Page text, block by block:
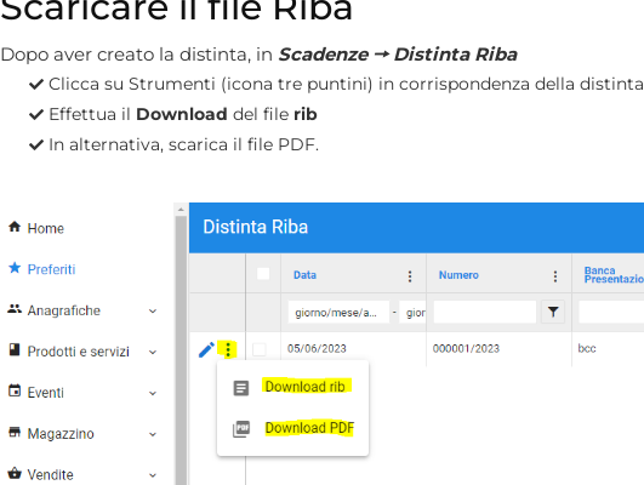
Dopo aver creato la distinta, in Scadenze 🠖 Distinta Riba
Clicca su Strumenti (icona tre puntini) in corrispondenza della distinta
Effettua il Download del file rib
In alternativa, scarica il file PDF.